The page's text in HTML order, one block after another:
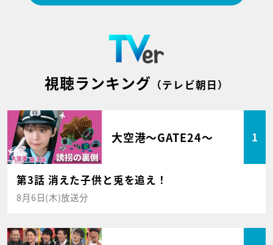
視聴ランキング （テレビ朝日）
大空港～GATE24～ 1
第3話 消えた子供と兎を追え！
8月6日(木)放送分